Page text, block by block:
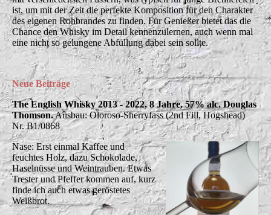
ist, um mit der Zeit die perfekte Komposition für den Charakter
des eigenen Rohbrandes zu finden. Für Genießer bietet das die
Chance den Whisky im Detail kennenzulernen, auch wenn mal
eine nicht so gelungene Abfüllung dabei sein sollte.
Neue Beiträge
The English Whisky 2013 - 2022, 8 Jahre, 57% alc. Douglas
Thomson.Ausbau: Oloroso-Sherryfass (2nd Fill, Hogshead)
Nr. B1/0868
Nase: Erst einmal Kaffee und
feuchtes Holz, dazu Schokolade,
Haselnüsse und Weintrauben. Etwas
Trester und Pfeffer kommen auf, kurz
finde ich auch etwas geröstetes
Weißbrot.